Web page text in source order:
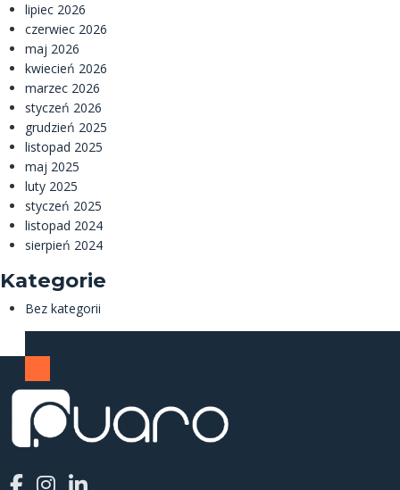
lipiec 2026
czerwiec 2026
maj 2026
kwiecień 2026
marzec 2026
styczeń 2026
grudzień 2025
listopad 2025
maj 2025
luty 2025
styczeń 2025
listopad 2024
sierpień 2024
Kategorie
Bez kategorii